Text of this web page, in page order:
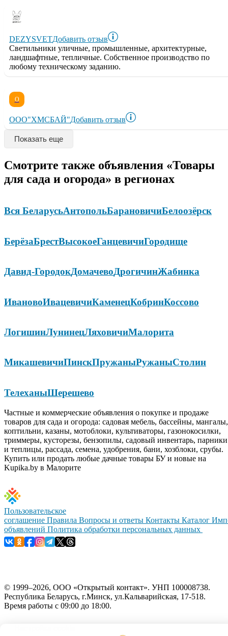
DEZYSVETДобавить отзыв
Светильники уличные, промышленные, архитектурные,
ландшафтные, тепличные. Собственное производство по
любому техническому заданию.
О
ООО"ХМСБАЙ"Добавить отзыв
Показать еще
Смотрите также объявления «Товары
для сада и огорода» в регионах
Вся БеларусьАнтопольБарановичиБелоозёрск
БерёзаБрестВысокоеГанцевичиГородище
Давид-ГородокДомачевоДрогичинЖабинка
ИвановоИвацевичиКаменецКобринКоссово
ЛогишинЛунинецЛяховичиМалорита
МикашевичиПинскПружаныРужаныСтолин
ТелеханыШерешево
Частные и коммерческие объявления о покупке и продаже
товаров для сада и огорода: садовая мебель, бассейны, мангалы,
коптильни, казаны, мотоблоки, культиваторы, газонокосилки,
триммеры, кусторезы, бензопилы, садовый инвентарь, парники
и теплицы, рассада, семена, удобрения, бани, хозблоки, срубы.
Купить или продать любые дачные товары БУ и новые на
Kupika.by в Малорите
Пользовательское
соглашение Правила Вопросы и ответы Контакты Каталог
объявлений Политика обработки персональных данных
© 1999–2026, ООО «Открытый контакт». УНП 100008738.
Республика Беларусь, г.Минск, ул.Кальварийская, 17-518.
Время работы с 09:00 до 18:00.